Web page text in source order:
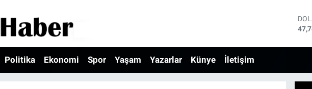
Politika Ekonomi Spor Yaşam Yazarlar Künye İletişim